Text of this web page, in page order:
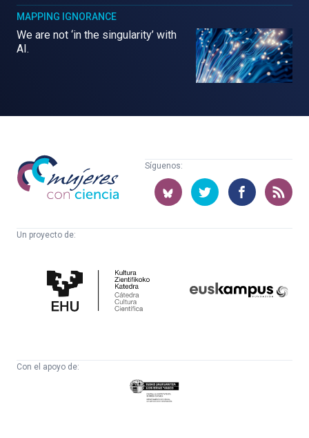
MAPPING IGNORANCE
We are not ‘in the singularity’ with
AI.
Mujeres
con
ciencia
Síguenos:
Un proyecto de:
Cultura
Científica
Con el apoyo de:
Eusko
Jaurlaritza